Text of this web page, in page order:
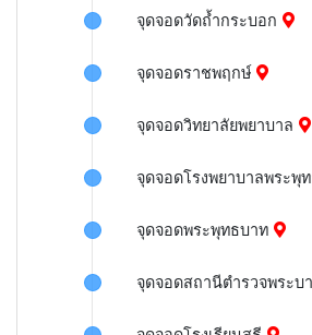
จุดจอดวัดถ้ำกระบอก
จุดจอดราชพฤกษ์
จุดจอดวิทยาลัยพยาบาล
จุดจอดโรงพยาบาลพระพุ
จุดจอดพระพุทธบาท
จุดจอดสถานีตำรวจพระบ